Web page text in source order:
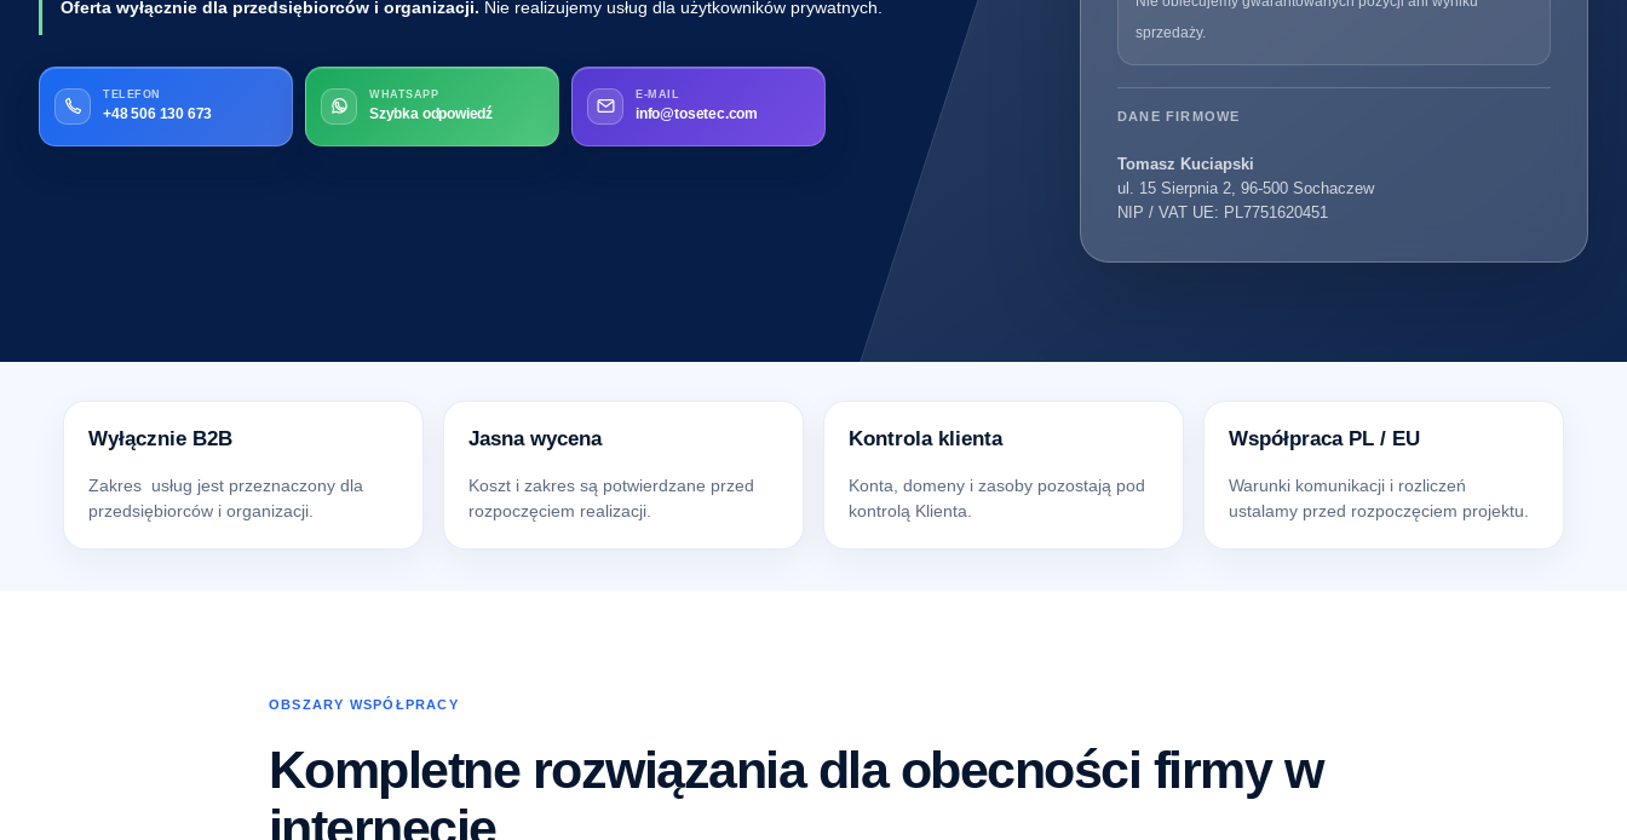
Oferta wyłącznie dla przedsiębiorców i organizacji. Nie realizujemy usług dla użytkowników prywatnych.
TELEFON
+48 506 130 673
WHATSAPP
Szybka odpowiedź
E-MAIL
info@tosetec.com
sprzedaży.
DANE FIRMOWE
Tomasz Kuciapski
ul. 15 Sierpnia 2, 96-500 Sochaczew
NIP / VAT UE: PL7751620451
Wyłącznie B2B
Zakres usług jest przeznaczony dla
przedsiębiorców i organizacji.
Jasna wycena
Koszt i zakres są potwierdzane przed
rozpoczęciem realizacji.
Kontrola klienta
Konta, domeny i zasoby pozostają pod
kontrolą Klienta.
Współpraca PL / EU
Warunki komunikacji i rozliczeń
ustalamy przed rozpoczęciem projektu.
OBSZARY WSPÓŁPRACY
Kompletne rozwiązania dla obecności firmy w
internecie